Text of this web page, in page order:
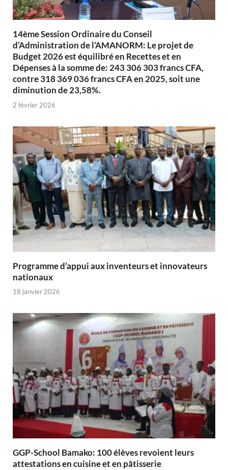
14ème Session Ordinaire du Conseil
d’Administration de l’AMANORM: Le projet de
Budget 2026 est équilibré en Recettes et en
Dépenses à la somme de: 243 306 303 francs CFA,
contre 318 369 036 francs CFA en 2025, soit une
diminution de 23,58%.
2 février 2026
Programme d’appui aux inventeurs et innovateurs
nationaux
18 janvier 2026
GGP-School Bamako: 100 élèves revoient leurs
attestations en cuisine et en pâtisserie